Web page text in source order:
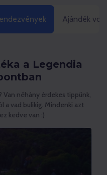
Ajándék
a Legendia
néhány érdekes tippünk,
a vad bulikig. Mindenki azt
kedve van :)